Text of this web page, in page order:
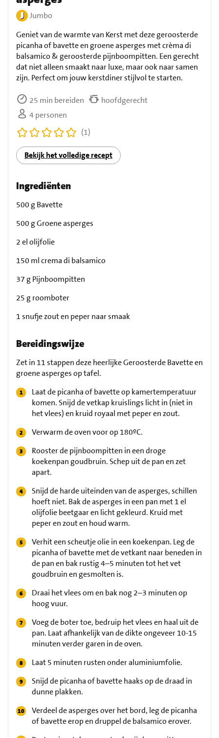
Jumbo
Geniet van de warmte van Kerst met deze geroosterde
picanha of bavette en groene asperges met crèma di
balsamico & geroosterde pijnboompitten. Een gerecht
dat niet alleen smaakt naar luxe, maar ook naar samen
zijn. Perfect om jouw kerstdiner stijlvol te starten.
25 min bereiden
hoofdgerecht
4 personen
(1)
Bekijk het volledige recept
Ingrediënten
500 g Bavette
500 g Groene asperges
2 el olijfolie
150 ml crema di balsamico
37 g Pijnboompitten
25 g roomboter
1 snufje zout en peper naar smaak
Bereidingswijze
Zet in 11 stappen deze heerlijke Geroosterde Bavette en
groene asperges op tafel.
Laat de picanha of bavette op kamertemperatuur
komen. Snijd de vetkap kruislings licht in (niet in
het vlees) en kruid royaal met peper en zout.
Verwarm de oven voor op 180ºC.
Rooster de pijnboompitten in een droge
koekenpan goudbruin. Schep uit de pan en zet
apart.
Snijd de harde uiteinden van de asperges, schillen
hoeft niet. Bak de asperges in een pan met 1 el
olijfolie beetgaar en licht gekleurd. Kruid met
peper en zout en houd warm.
Verhit een scheutje olie in een koekenpan. Leg de
picanha of bavette met de vetkant naar beneden in
de pan en bak rustig 4–5 minuten tot het vet
goudbruin en gesmolten is.
Draai het vlees om en bak nog 2–3 minuten op
hoog vuur.
Voeg de boter toe, bedruip het vlees en haal uit de
pan. Laat afhankelijk van de dikte ongeveer 10-15
minuten verder garen in de oven.
Laat 5 minuten rusten onder aluminiumfolie.
Snijd de picanha of bavette haaks op de draad in
dunne plakken.
Verdeel de asperges over het bord, leg de picanha
of bavette erop en druppel de balsamico erover.